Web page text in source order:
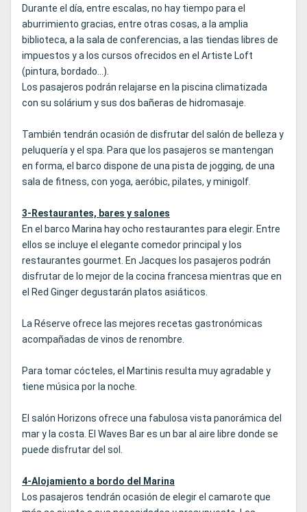
Durante el día, entre escalas, no hay tiempo para el
aburrimiento gracias, entre otras cosas, a la amplia
biblioteca, a la sala de conferencias, a las tiendas libres de
impuestos y a los cursos ofrecidos en el Artiste Loft
(pintura, bordado...).
Los pasajeros podrán relajarse en la piscina climatizada
con su solárium y sus dos bañeras de hidromasaje.
También tendrán ocasión de disfrutar del salón de belleza y
peluquería y el spa. Para que los pasajeros se mantengan
en forma, el barco dispone de una pista de jogging, de una
sala de fitness, con yoga, aeróbic, pilates, y minigolf.
3-Restaurantes, bares y salones
En el barco Marina hay ocho restaurantes para elegir. Entre
ellos se incluye el elegante comedor principal y los
restaurantes gourmet. En Jacques los pasajeros podrán
disfrutar de lo mejor de la cocina francesa mientras que en
el Red Ginger degustarán platos asiáticos.
La Réserve ofrece las mejores recetas gastronómicas
acompañadas de vinos de renombre.
Para tomar cócteles, el Martinis resulta muy agradable y
tiene música por la noche.
El salón Horizons ofrece una fabulosa vista panorámica del
mar y la costa. El Waves Bar es un bar al aire libre donde se
puede disfrutar del sol.
4-Alojamiento a bordo del Marina
Los pasajeros tendrán ocasión de elegir el camarote que